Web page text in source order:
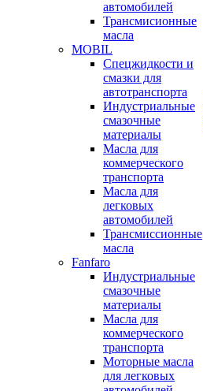
автомобилей
Трансмисионные
масла
MOBIL
Cпецжидкости и
смазки для
автотранспорта
Индустриальные
смазочные
материалы
Масла для
коммерческого
транспорта
Масла для
легковых
автомобилей
Трансмиссионные
масла
Fanfaro
Индустриальные
смазочные
материалы
Масла для
коммерческого
транспорта
Моторные масла
для легковых